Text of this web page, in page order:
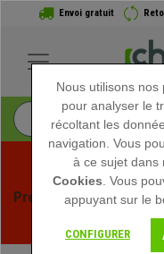
Envoi gratuit
Profitez des soldes
exclusives pour
Nous utilisons
pour analyser le
récoltant les
navigation. Vous
à ce sujet dans
Cookies . Vous
appuyant sur le
CONFIGURER